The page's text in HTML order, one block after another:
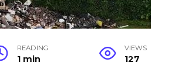
READING
1 min
VIEWS
127